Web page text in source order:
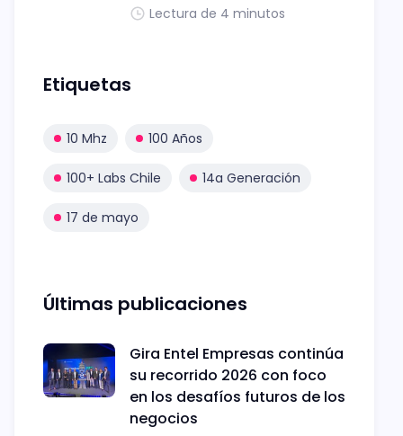
Lectura de 4 minutos
Etiquetas
10 Mhz 100 Años
100+ Labs Chile 14a Generación
17 de mayo
Últimas publicaciones
Gira Entel Empresas continúa
su recorrido 2026 con foco
en los desafíos futuros de los
negocios